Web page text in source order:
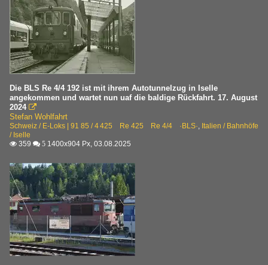
Die BLS Re 4/4 192 ist mit ihrem Autotunnelzug in Iselle
angekommen und wartet nun uaf die baldige Rückfahrt. 17. August
2024 
Stefan Wohlfahrt
Schweiz / E-Loks | 91 85 / 4 425 Re 425 Re 4/4 ·BLS·, Italien / Bahnhöfe
/ Iselle
 359  5 1400x904 Px, 03.08.2025